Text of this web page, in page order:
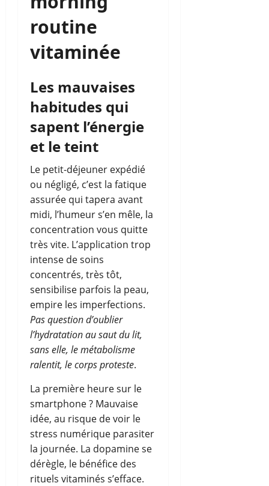
routine
vitaminée
Les mauvaises
habitudes qui
sapent l’énergie
et le teint
Le petit-déjeuner expédié
ou négligé, c’est la fatique
assurée qui tapera avant
midi, l’humeur s’en mêle, la
concentration vous quitte
très vite. L’application trop
intense de soins
concentrés, très tôt,
sensibilise parfois la peau,
empire les imperfections.
Pas question d’oublier
l’hydratation au saut du lit,
sans elle, le métabolisme
ralentit, le corps proteste.
La première heure sur le
smartphone ? Mauvaise
idée, au risque de voir le
stress numérique parasiter
la journée. La dopamine se
dérègle, le bénéfice des
rituels vitaminés s’efface.